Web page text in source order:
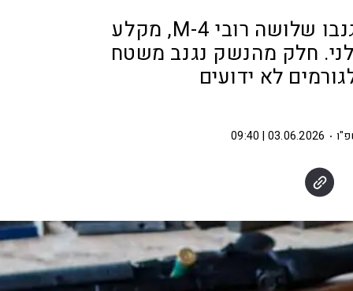
לפי כתב האישום, שני חיילים בשירות סדיר גנבו שלושה רובי M-4, מקלע
תחמושת מגדוד 12 של גולני. חלק מהנשק נגנב משטח
לא ידועים
03.06.2026 | 09:40